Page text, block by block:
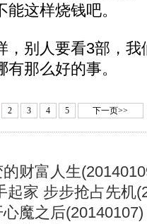
这样烧钱吧。
别人要看3部，我
那么好的事。
2 3 4 5 下一页>>
财富人生
起家 步步抢占先机
魔之后(20140107)